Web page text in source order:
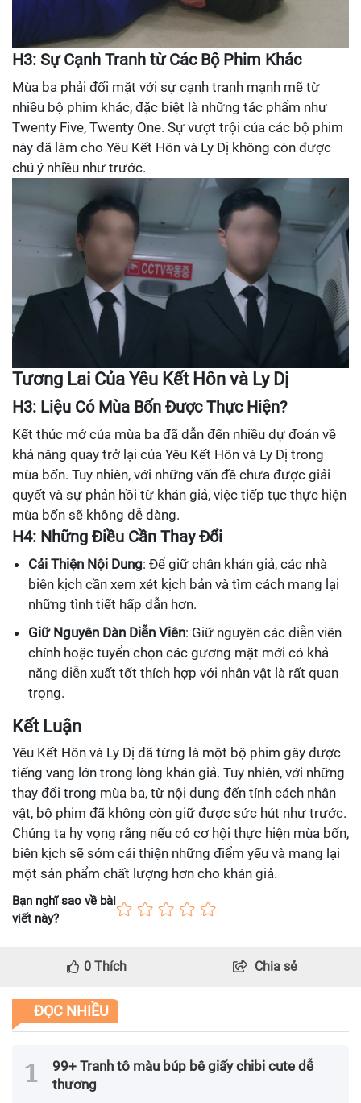
H3: Sự Cạnh Tranh từ Các Bộ Phim Khác
Mùa ba phải đối mặt với sự cạnh tranh mạnh mẽ từ
nhiều bộ phim khác, đặc biệt là những tác phẩm như
Twenty Five, Twenty One. Sự vượt trội của các bộ phim
này đã làm cho Yêu Kết Hôn và Ly Dị không còn được
chú ý nhiều như trước.
Tương Lai Của Yêu Kết Hôn và Ly Dị
H3: Liệu Có Mùa Bốn Được Thực Hiện?
Kết thúc mở của mùa ba đã dẫn đến nhiều dự đoán về
khả năng quay trở lại của Yêu Kết Hôn và Ly Dị trong
mùa bốn. Tuy nhiên, với những vấn đề chưa được giải
quyết và sự phản hồi từ khán giả, việc tiếp tục thực hiện
mùa bốn sẽ không dễ dàng.
H4: Những Điều Cần Thay Đổi
Cải Thiện Nội Dung: Để giữ chân khán giả, các nhà
biên kịch cần xem xét kịch bản và tìm cách mang lại
những tình tiết hấp dẫn hơn.
Giữ Nguyên Dàn Diễn Viên: Giữ nguyên các diễn viên
chính hoặc tuyển chọn các gương mặt mới có khả
năng diễn xuất tốt thích hợp với nhân vật là rất quan
trọng.
Kết Luận
Yêu Kết Hôn và Ly Dị đã từng là một bộ phim gây được
tiếng vang lớn trong lòng khán giả. Tuy nhiên, với những
thay đổi trong mùa ba, từ nội dung đến tính cách nhân
vật, bộ phim đã không còn giữ được sức hút như trước.
Chúng ta hy vọng rằng nếu có cơ hội thực hiện mùa bốn,
biên kịch sẽ sớm cải thiện những điểm yếu và mang lại
một sản phẩm chất lượng hơn cho khán giả.
Bạn nghĩ sao về bài
viết này?
0 Thích Chia sẻ
ĐỌC NHIỀU
99+ Tranh tô màu búp bê giấy chibi cute dễ
thương